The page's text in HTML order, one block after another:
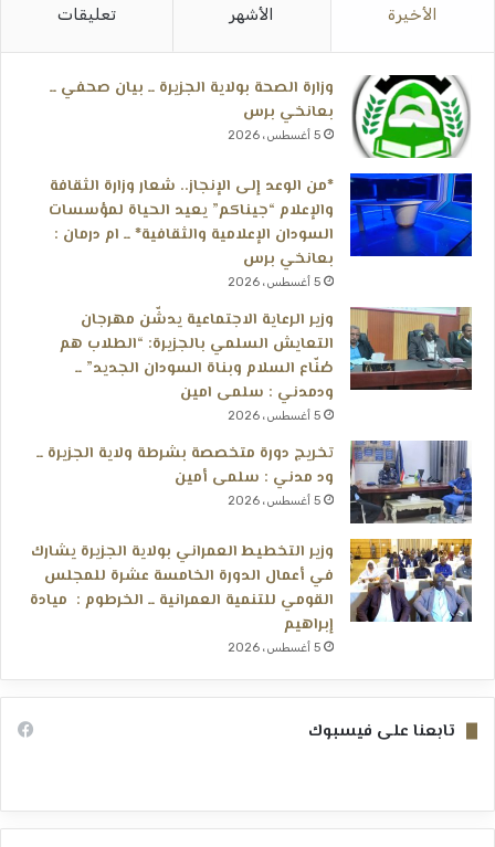
الأخيرة الأشهر تعليقات
وزارة الصحة بولاية الجزيرة ــ بيان صحفي ــ
بعانخي برس
5 أغسطس، 2026
*من الوعد إلى الإنجاز.. شعار وزارة الثقافة
والإعلام “جيناكم” يعيد الحياة لمؤسسات
السودان الإعلامية والثقافية* ــ ام درمان :
بعانخي برس
5 أغسطس، 2026
وزير الرعاية الاجتماعية يدشّن مهرجان
التعايش السلمي بالجزيرة: “الطلاب هم
صُنّاع السلام وبناة السودان الجديد” ــ
ودمدني : سلمى امين
5 أغسطس، 2026
تخريج دورة متخصصة بشرطة ولاية الجزيرة ــ
ود مدني : سلمى أمين
5 أغسطس، 2026
وزير التخطيط العمراني بولاية الجزيرة يشارك
في أعمال الدورة الخامسة عشرة للمجلس
القومي للتنمية العمرانية ــ الخرطوم : ميادة
إبراهيم
5 أغسطس، 2026
تابعنا على فيسبوك